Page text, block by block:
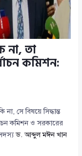
না, তা
কমিশন:
না, সে বিষয়ে সিদ্ধান্ত
কমিশন ও সরকারের
সদস্যড. আব্দুল মঈন খান